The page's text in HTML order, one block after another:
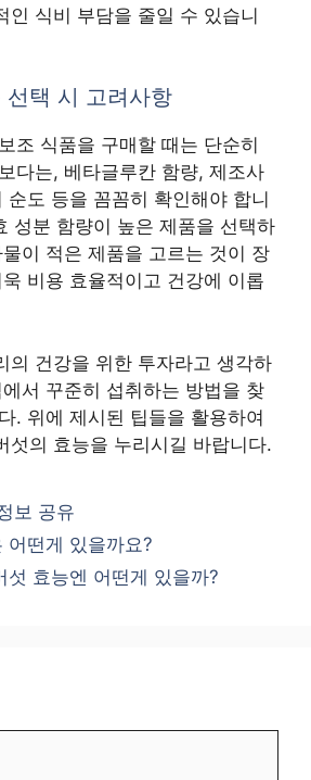
인 식비 부담을 줄일 수 있습니
선택 시 고려사항
조 식품을 구매할 때는 단순히
다는, 베타글루칸 함량, 제조사
순도 등을 꼼꼼히 확인해야 합니
성분 함량이 높은 제품을 선택하
이 적은 제품을 고르는 것이 장
비용 효율적이고 건강에 이롭
의 건강을 위한 투자라고 생각하
서 꾸준히 섭취하는 방법을 찾
. 위에 제시된 팁들을 활용하여
섯의 효능을 누리시길 바랍니다.
보 공유
어떤게 있을까요?
섯 효능엔 어떤게 있을까?